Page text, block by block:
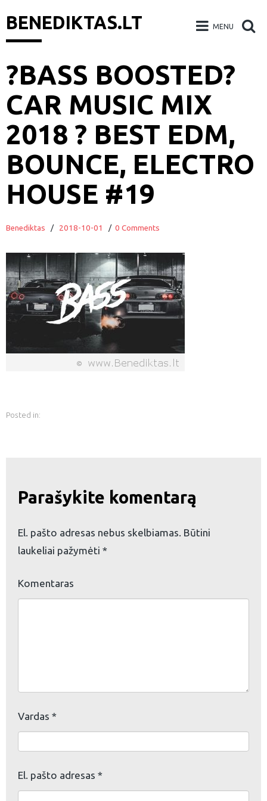
BENEDIKTAS.LT MENU
Skip
to
content
?BASS BOOSTED?
CAR MUSIC MIX
2018 ? BEST EDM,
BOUNCE, ELECTRO
HOUSE #19
Benediktas / 2018-10-01 / 0 Comments
Posted in:
Parašykite komentarą
El. pašto adresas nebus skelbiamas. Būtini
laukeliai pažymėti *
Komentaras
Vardas *
El. pašto adresas *